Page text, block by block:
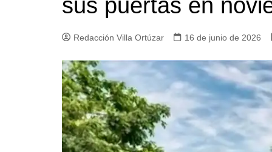
sus puertas en
Redacción Villa Ortúzar 16 de junio de 2026